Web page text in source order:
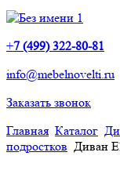
+7 (499) 322-80-81
info@mebelnovelti.ru
Заказать звонок
Главная Каталог
подростков Диван